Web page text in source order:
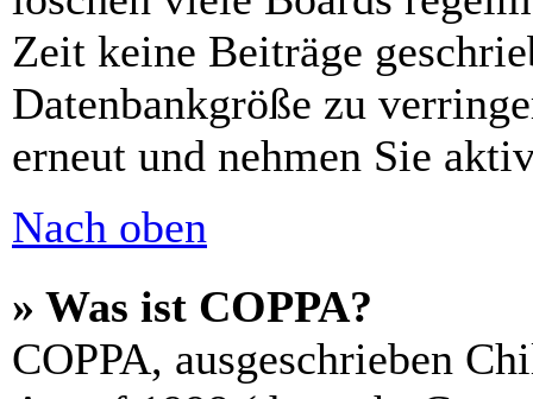
Zeit keine Beiträge
Datenbankgröße zu
erneut und nehmen Sie
Nach oben
» Was ist COPPA?
COPPA, ausgeschrieben